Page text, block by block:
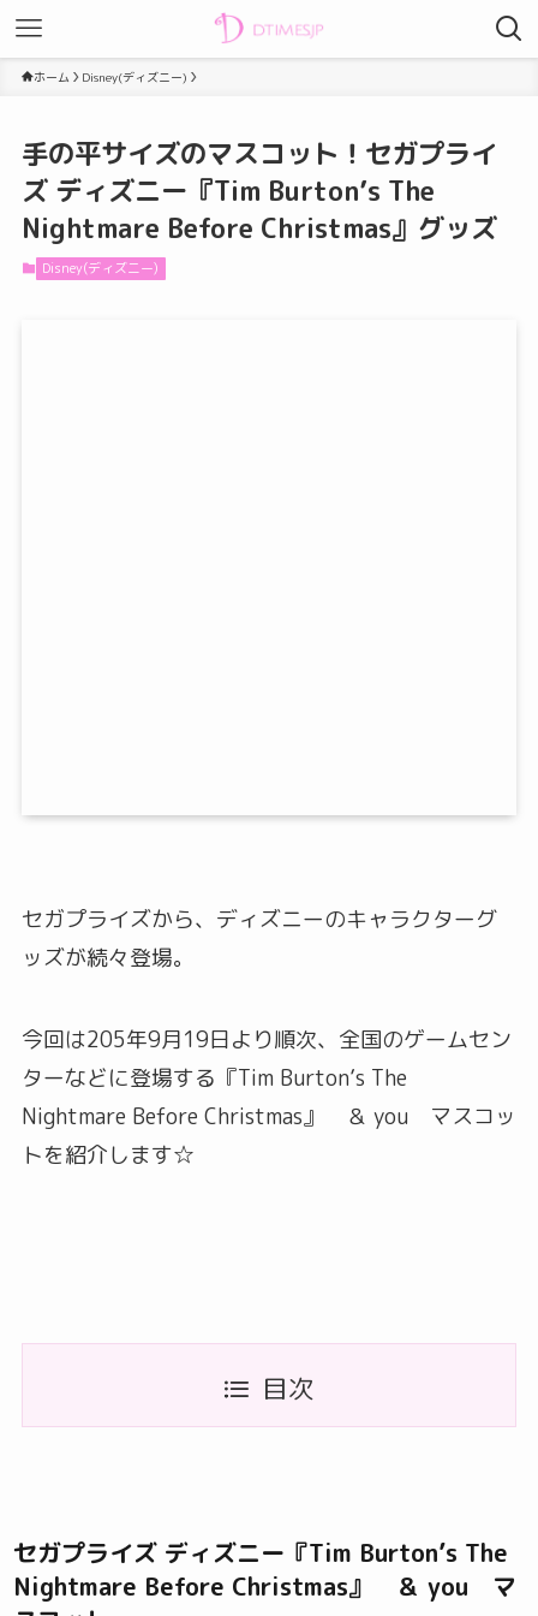
ホーム Disney(ディズニー)
手の平サイズのマスコット！セガプライ
ズ ディズニー『Tim Burton’s The
Nightmare Before Christmas』グッズ
Disney(ディズニー)
セガプライズから、ディズニーのキャラクターグ
ッズが続々登場。
今回は205年9月19日より順次、全国のゲームセン
ターなどに登場する『Tim Burton’s The
Nightmare Before Christmas』 ＆ you マスコッ
トを紹介します☆
目次
セガプライズ ディズニー『Tim Burton’s The
Nightmare Before Christmas』 ＆ you マ